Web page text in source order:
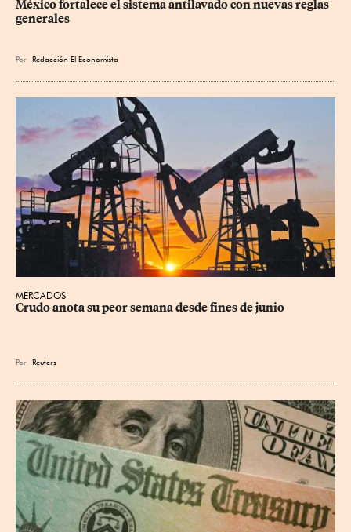
México fortalece el sistema antilavado con nuevas reglas
generales
Por Redacción El Economista
MERCADOS
Crudo anota su peor semana desde fines de junio
Por Reuters